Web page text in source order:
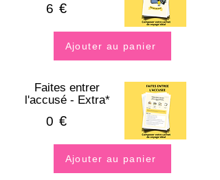
6 €
Ajouter au panier
Faites entrer
l'accusé - Extra*
0 €
Ajouter au panier